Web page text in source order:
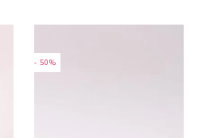
- 50%